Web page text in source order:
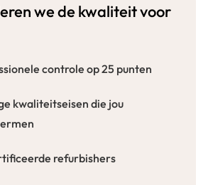
we de kwaliteit voor
controle op 25 punten
kwaliteitseisen die jou
refurbishers